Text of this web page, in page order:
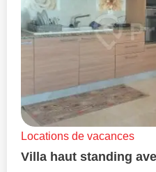
Locations de vacances
Villa haut standing